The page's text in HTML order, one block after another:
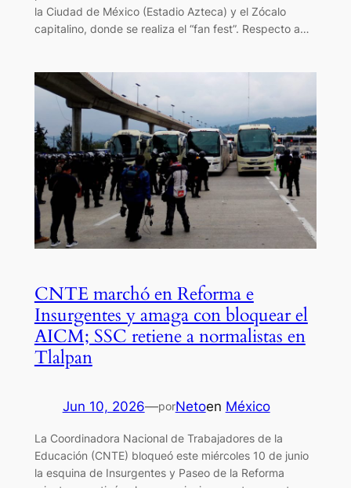
la Ciudad de México (Estadio Azteca) y el Zócalo
capitalino, donde se realiza el “fan fest”. Respecto a…
CNTE marchó en Reforma e
Insurgentes y amaga con bloquear el
AICM; SSC retiene a normalistas en
Tlalpan
Jun 10, 2026—porNetoen México
La Coordinadora Nacional de Trabajadores de la
Educación (CNTE) bloqueó este miércoles 10 de junio
la esquina de Insurgentes y Paseo de la Reforma